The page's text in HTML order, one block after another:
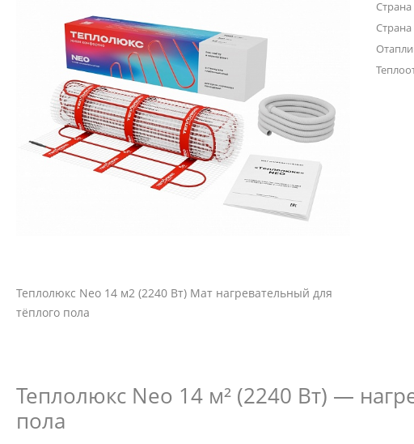
Теплолюкс Neo 14 м2 (2240 Вт) Мат нагревательный для
тёплого пола
Теплолюкс Neo 14 м² (2240 Вт) —
пола